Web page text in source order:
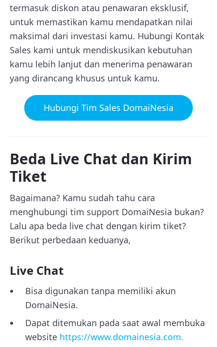
termasuk diskon atau penawaran eksklusif,
untuk memastikan kamu mendapatkan nilai
maksimal dari investasi kamu. Hubungi Kontak
Sales kami untuk mendiskusikan kebutuhan
kamu lebih lanjut dan menerima penawaran
yang dirancang khusus untuk kamu.
Hubungi Tim Sales DomaiNesia
Beda Live Chat dan Kirim
Tiket
Bagaimana? Kamu sudah tahu cara
menghubungi tim support DomaiNesia bukan?
Lalu apa beda live chat dengan kirim tiket?
Berikut perbedaan keduanya,
Live Chat
Bisa digunakan tanpa memiliki akun
DomaiNesia.
Dapat ditemukan pada saat awal membuka
website https://www.domainesia.com.